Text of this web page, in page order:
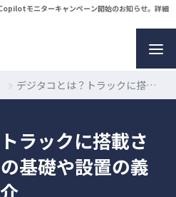
モニターキャンペーン開始のお知らせ。詳細
デジタコとは？トラックに搭載されるタコグラフの基礎や設置の義務化について紹介
ラックに搭載さ
基礎や設置の義